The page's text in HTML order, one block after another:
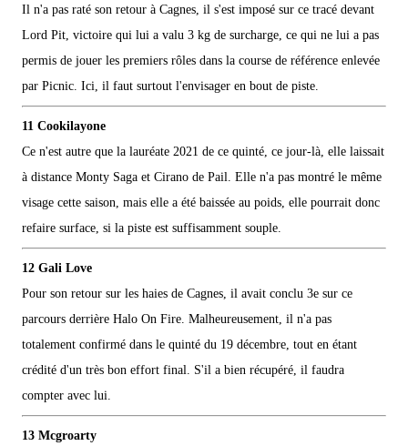
Il n'a pas raté son retour à Cagnes, il s'est imposé sur ce tracé devant
Lord Pit, victoire qui lui a valu 3 kg de surcharge, ce qui ne lui a pas
permis de jouer les premiers rôles dans la course de référence enlevée
par Picnic. Ici, il faut surtout l'envisager en bout de piste.
11 Cookilayone
Ce n'est autre que la lauréate 2021 de ce quinté, ce jour-là, elle laissait
à distance Monty Saga et Cirano de Pail. Elle n'a pas montré le même
visage cette saison, mais elle a été baissée au poids, elle pourrait donc
refaire surface, si la piste est suffisamment souple.
12 Gali Love
Pour son retour sur les haies de Cagnes, il avait conclu 3e sur ce
parcours derrière Halo On Fire. Malheureusement, il n'a pas
totalement confirmé dans le quinté du 19 décembre, tout en étant
crédité d'un très bon effort final. S'il a bien récupéré, il faudra
compter avec lui.
13 Mcgroarty